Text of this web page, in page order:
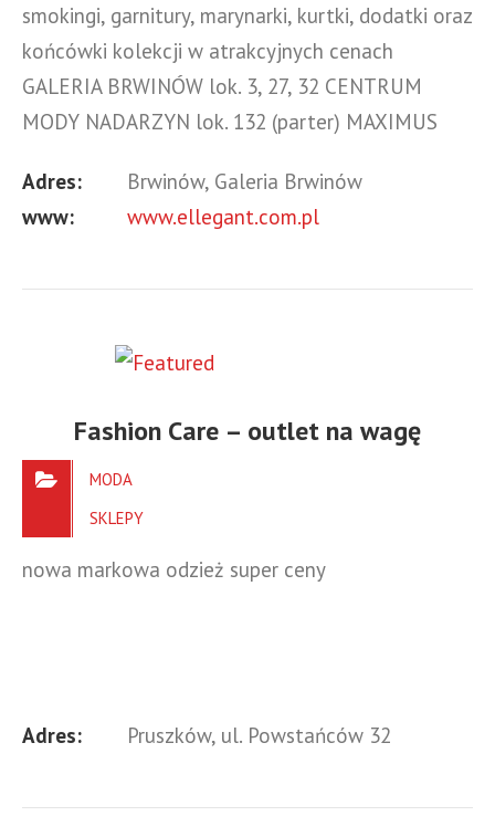
smokingi, garnitury, marynarki, kurtki, dodatki oraz
końcówki kolekcji w atrakcyjnych cenach
GALERIA BRWINÓW lok. 3, 27, 32 CENTRUM
MODY NADARZYN lok. 132 (parter) MAXIMUS
Adres:
Brwinów, Galeria Brwinów
www:
www.ellegant.com.pl
Fashion Care – outlet na wagę
MODA
SKLEPY
nowa markowa odzież super ceny
Adres: Pruszków, ul. Powstańców 32